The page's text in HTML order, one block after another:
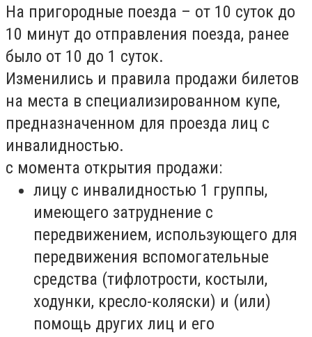
На пригородные поезда – от 10 суток до
10 минут до отправления поезда, ранее
было от 10 до 1 суток.
Изменились и правила продажи билетов
на места в специализированном купе,
предназначенном для проезда лиц с
инвалидностью.
с момента открытия продажи:
лицу с инвалидностью 1 группы,
имеющего затруднение с
передвижением, использующего для
передвижения вспомогательные
средства (тифлотрости, костыли,
ходунки, кресло-коляски) и (или)
помощь других лиц и его